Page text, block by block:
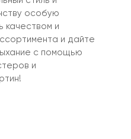
особую
качеством и
и дайте
с помощью
и